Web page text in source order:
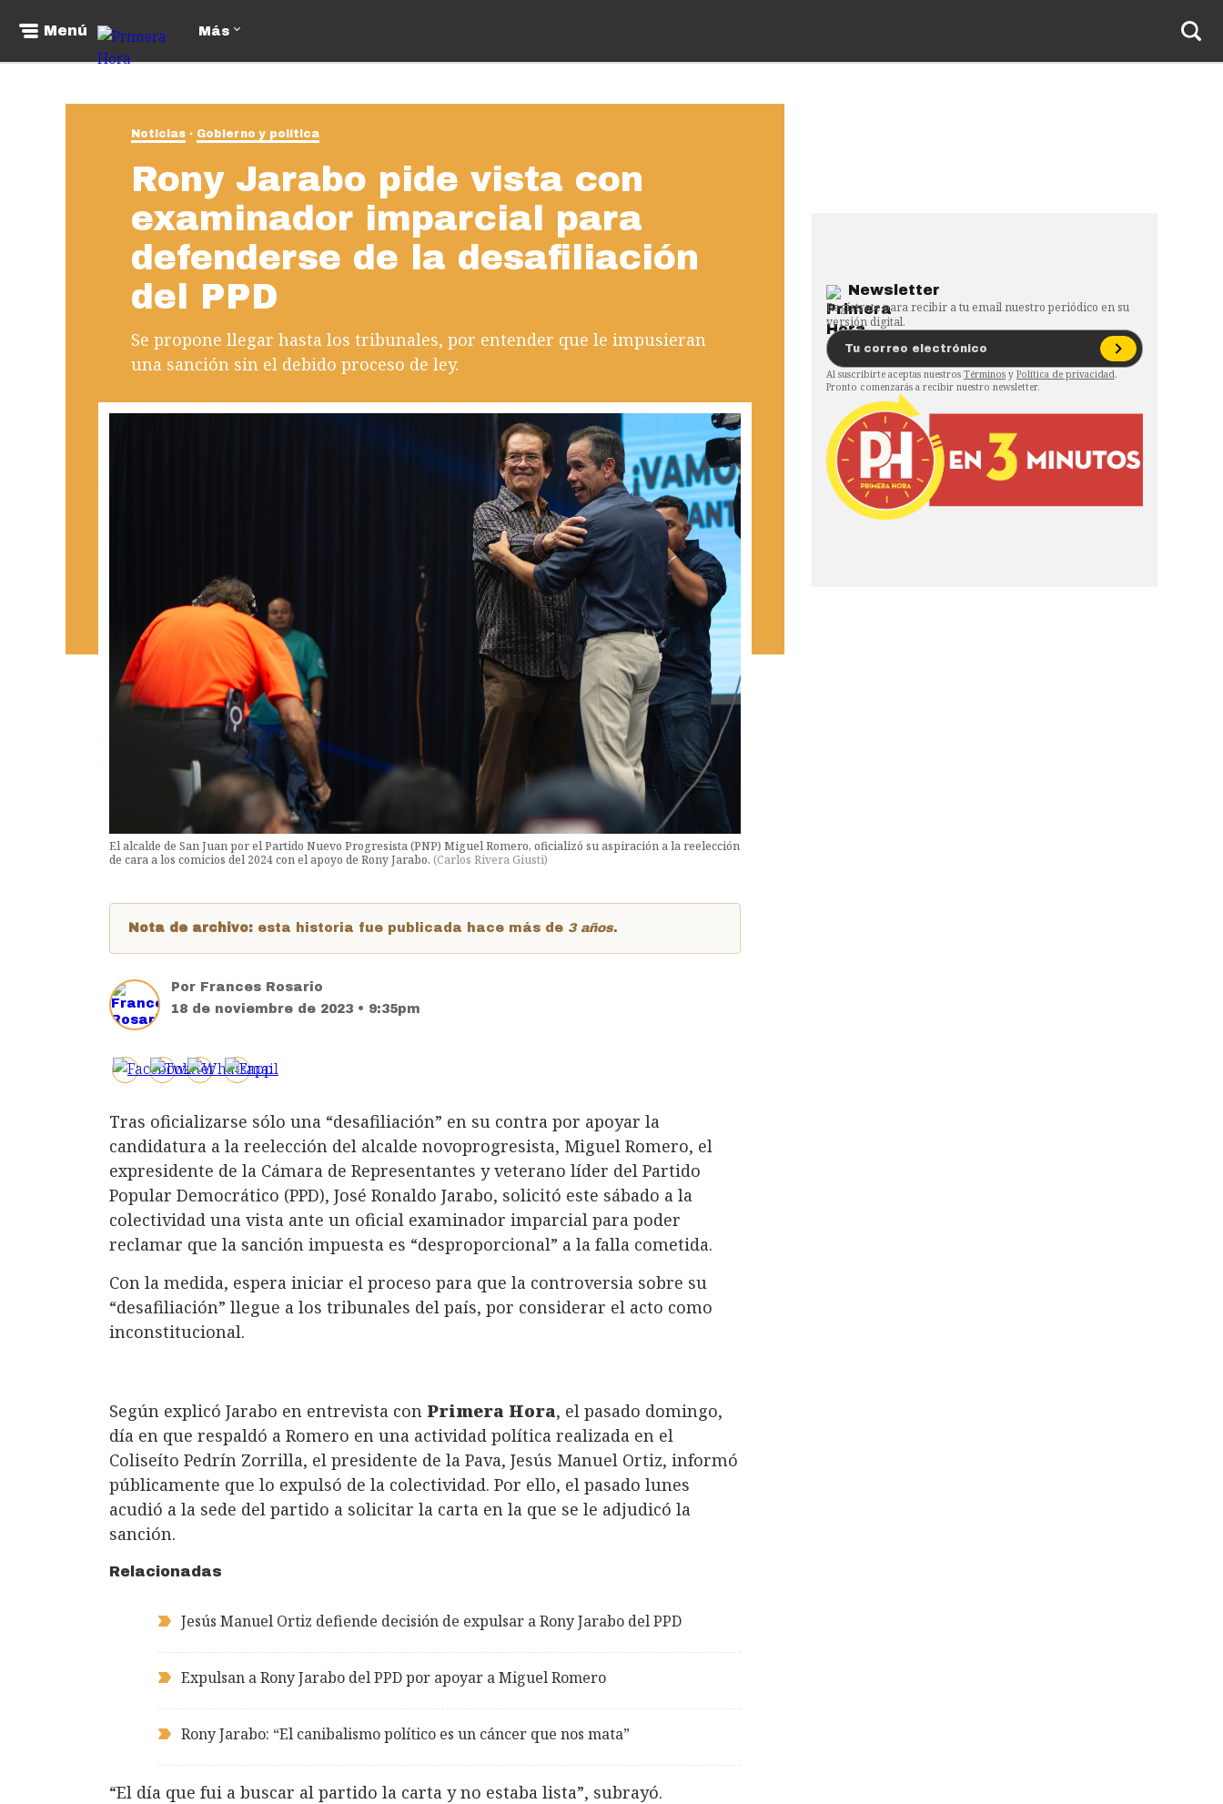
Menú Más
Noticias Gobierno y política
Rony Jarabo pide vista con
examinador imparcial para
defenderse de la desafiliación
del PPD
Se propone llegar hasta los tribunales, por entender que le impusieran
una sanción sin el debido proceso de ley.
El alcalde de San Juan por el Partido Nuevo Progresista (PNP) Miguel Romero, oficializó su aspiración a la reelección
de cara a los comicios del 2024 con el apoyo de Rony Jarabo. (Carlos Rivera Giusti)
Nota de archivo: esta historia fue publicada hace más de 3 años.
Por Frances Rosario
18 de noviembre de 2023 • 9:35pm
Tras oficializarse sólo una “desafiliación” en su contra por apoyar la
candidatura a la reelección del alcalde novoprogresista, Miguel Romero, el
expresidente de la Cámara de Representantes y veterano líder del Partido
Popular Democrático (PPD), José Ronaldo Jarabo, solicitó este sábado a la
colectividad una vista ante un oficial examinador imparcial para poder
reclamar que la sanción impuesta es “desproporcional” a la falla cometida.
Con la medida, espera iniciar el proceso para que la controversia sobre su
“desafiliación” llegue a los tribunales del país, por considerar el acto como
inconstitucional.
Según explicó Jarabo en entrevista con Primera Hora, el pasado domingo,
día en que respaldó a Romero en una actividad política realizada en el
Coliseíto Pedrín Zorrilla, el presidente de la Pava, Jesús Manuel Ortiz, informó
públicamente que lo expulsó de la colectividad. Por ello, el pasado lunes
acudió a la sede del partido a solicitar la carta en la que se le adjudicó la
sanción.
Relacionadas
Jesús Manuel Ortiz defiende decisión de expulsar a Rony Jarabo del PPD
Expulsan a Rony Jarabo del PPD por apoyar a Miguel Romero
Rony Jarabo: “El canibalismo político es un cáncer que nos mata”
“El día que fui a buscar al partido la carta y no estaba lista”, subrayó.
Newsletter
Regístrate para recibir a tu email nuestro periódico en su
versión digital.
Al suscribirte aceptas nuestros Términos y Política de privacidad.
Pronto comenzarás a recibir nuestro newsletter.